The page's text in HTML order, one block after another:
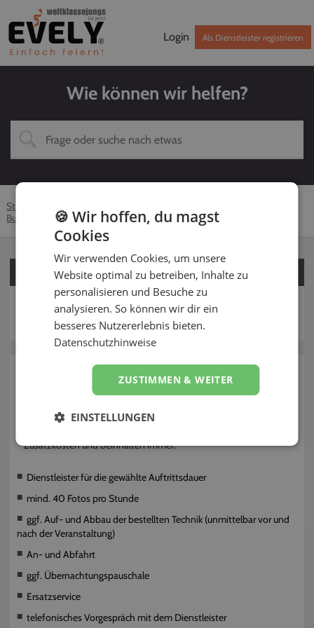
Login Als Dienstleister registrieren
Wie können wir helfen?
Startseite
Buchung
leistungen
Für Kunden
Für Dienstleister
Zusatzkosten und beinhalten immer:
Dienstleister für die gewählte Auftrittsdauer
mind. 40 Fotos pro Stunde
ggf. Auf- und Abbau der bestellten Technik (unmittelbar vor und
nach der Veranstaltung)
An- und Abfahrt
ggf. Übernachtungspauschale
Ersatzservice
telefonisches Vorgespräch mit dem Dienstleister
🍪 Wir hoffen, du magst
Cookies
Wir verwenden Cookies, um unsere
Website optimal zu betreiben, Inhalte zu
personalisieren und Besuche zu
analysieren. So können wir dir ein
besseres Nutzererlebnis bieten.
Datenschutzhinweise
ZUSTIMMEN & WEITER
EINSTELLUNGEN